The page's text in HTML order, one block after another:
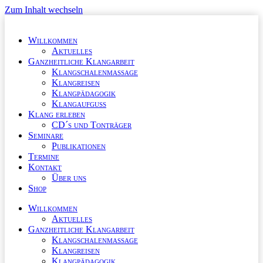
Zum Inhalt wechseln
Willkommen
Aktuelles
Ganzheitliche Klangarbeit
Klangschalenmassage
Klangreisen
Klangpädagogik
Klangaufguss
Klang erleben
CD´s und Tonträger
Seminare
Publikationen
Termine
Kontakt
Über uns
Shop
Willkommen
Aktuelles
Ganzheitliche Klangarbeit
Klangschalenmassage
Klangreisen
Klangpädagogik